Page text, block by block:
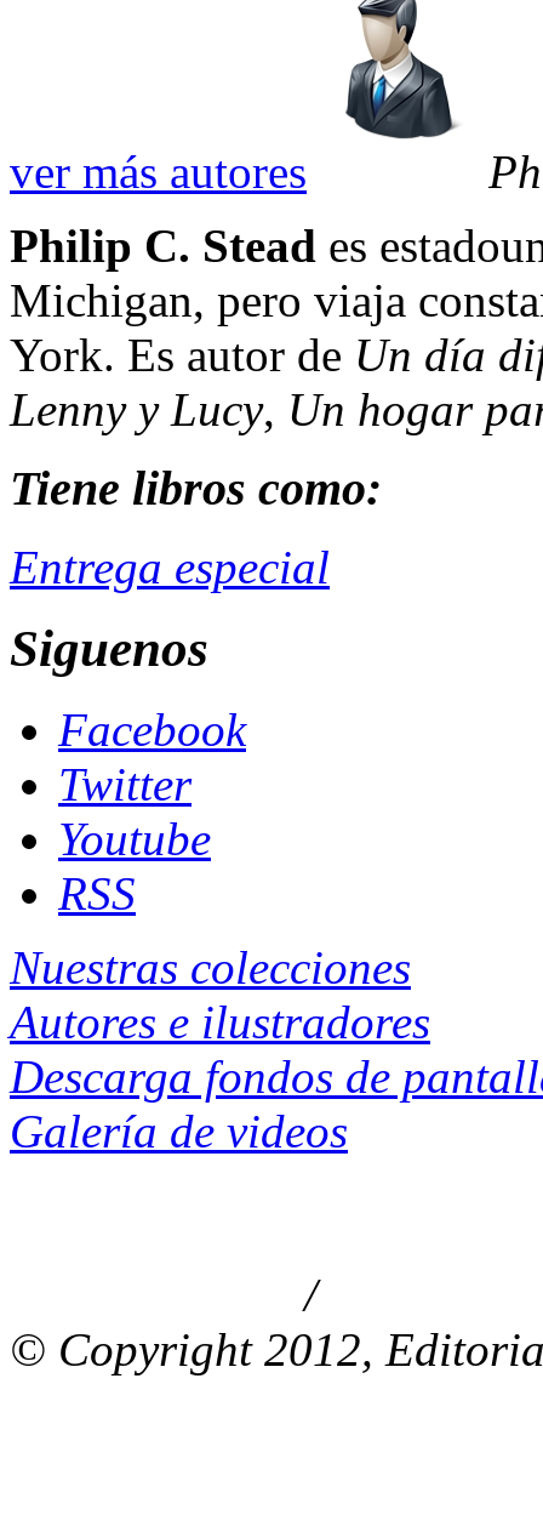
ver más autores
Philip C. Stead es
Michigan, pero viaja
York. Es autor de Un día
Lenny y Lucy, Un hogar
Tiene libros como:
Entrega especial
Siguenos
Facebook
Twitter
Youtube
RSS
Nuestras colecciones
Autores e ilustradores
Descarga fondos de
Galería de videos
/
© Copyright 2012,